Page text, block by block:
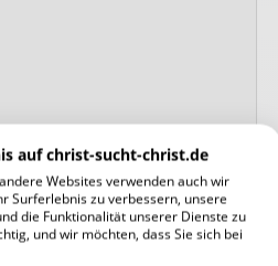
auf christ-sucht-christ.de
Websites verwenden auch wir
Surferlebnis zu verbessern, unsere
die Funktionalität unserer Dienste zu
und wir möchten, dass Sie sich bei